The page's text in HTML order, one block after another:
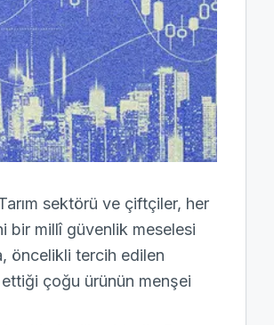
sektörü ve çiftçiler, her
bir millî güvenlik meselesi
öncelikli tercih edilen
çoğu ürünün menşei